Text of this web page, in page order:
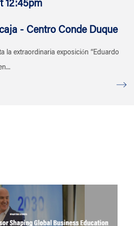
12:45pm
- Centro Conde Duque
la extraordinaria exposición “Eduardo